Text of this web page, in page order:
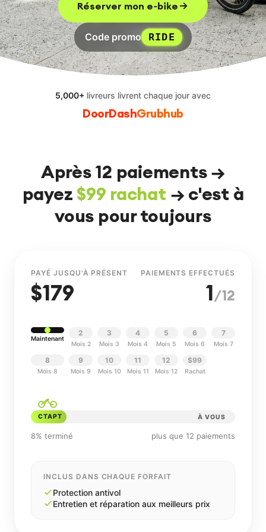
EN FR ES RU
Réserver mon e‑bike
Code promo RIDE
5,000+ livreurs livrent chaque jour avec
DoorDashGrubhub
Après 12 paiements →
payez $99 rachat → c'est à
vous pour toujours
PAYÉ JUSQU'À PRÉSENT
$179
PAIEMENTS EFFECTUÉS
1/12
Maintenant
2
Mois 2
3
Mois 3
4
Mois 4
5
Mois 5
6
Mois 6
7
Mois 7
8
Mois 8
9
Mois 9
10
Mois 10
11
Mois 11
12
Mois 12
$99
Rachat
СТАРТ À VOUS
8% terminé plus que 12 paiements
INCLUS DANS CHAQUE FORFAIT
Protection antivol
Entretien et réparation aux meilleurs prix